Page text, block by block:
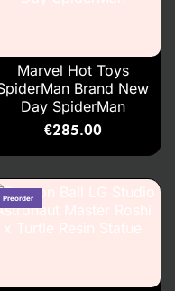
Marvel Hot Toys
Brand New
Day SpiderMan
€285.00